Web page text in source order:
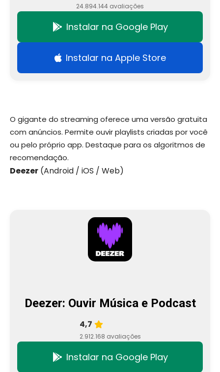
24.894.144 avaliações
Instalar na Google Play
Instalar na Apple Store
O gigante do streaming oferece uma versão gratuita
com anúncios. Permite ouvir playlists criadas por você
ou pelo próprio app. Destaque para os algoritmos de
recomendação.
Deezer (Android / iOS / Web)
Deezer: Ouvir Música e Podcast
4,7
2.912.168 avaliações
Instalar na Google Play